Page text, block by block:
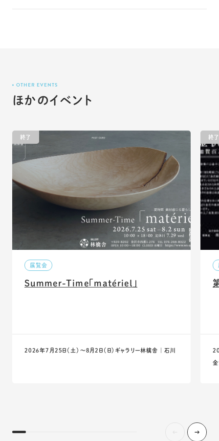
ほかのイベント
OTHER EVENTS
終了
展覧会
Summer-Time「matériel」
2026年7月25日（土）〜8月2日（日） ギャラリー林檎舎 ｜ 石川
終了
金